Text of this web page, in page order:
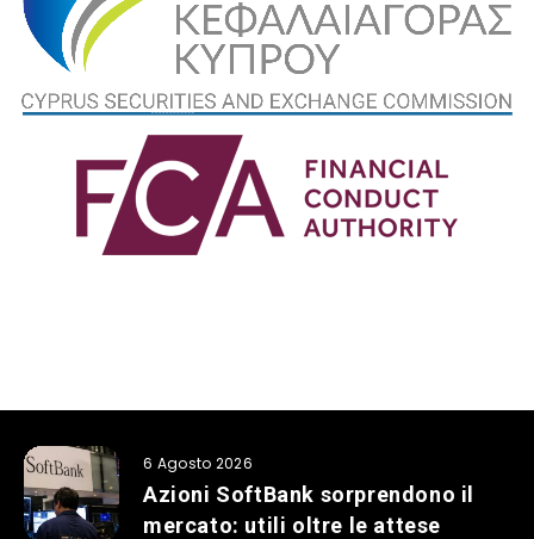
6 Agosto 2026
Azioni SoftBank sorprendono il
mercato: utili oltre le attese